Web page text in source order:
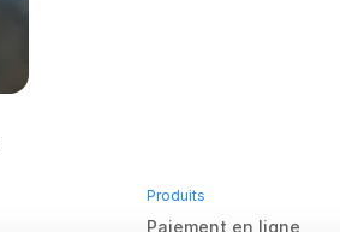
Produits
Paiement en ligne